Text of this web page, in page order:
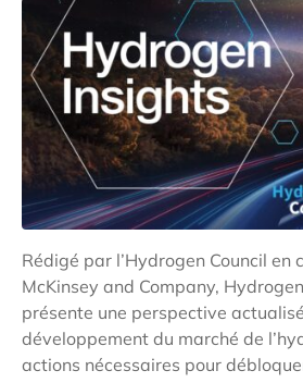
Rédigé par l’Hydrogen Council en
McKinsey and Company,
présente une perspective
développement du marché de
actions nécessaires pour